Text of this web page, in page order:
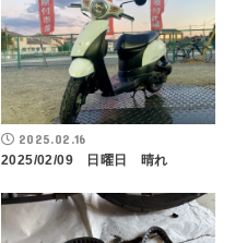
2025.02.16
2025/02/09 日曜日 晴れ